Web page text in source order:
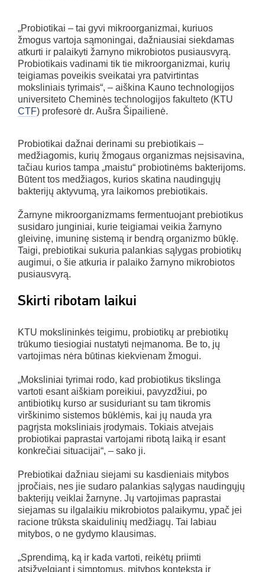
„Probiotikai – tai gyvi mikroorganizmai, kuriuos
žmogus vartoja sąmoningai, dažniausiai siekdamas
atkurti ir palaikyti žarnyno mikrobiotos pusiausvyrą.
Probiotikais vadinami tik tie mikroorganizmai, kurių
teigiamas poveikis sveikatai yra patvirtintas
moksliniais tyrimais“, – aiškina Kauno technologijos
universiteto Cheminės technologijos fakulteto (KTU
CTF) profesorė dr. Aušra Šipailienė.
Probiotikai dažnai derinami su prebiotikais –
medžiagomis, kurių žmogaus organizmas neįsisavina,
tačiau kurios tampa „maistu“ probiotinėms bakterijoms.
Būtent tos medžiagos, kurios skatina naudingųjų
bakterijų aktyvumą, yra laikomos prebiotikais.
Žarnyne mikroorganizmams fermentuojant prebiotikus
susidaro junginiai, kurie teigiamai veikia žarnyno
gleivinę, imuninę sistemą ir bendrą organizmo būklę.
Taigi, prebiotikai sukuria palankias sąlygas probiotikų
augimui, o šie atkuria ir palaiko žarnyno mikrobiotos
pusiausvyrą.
Skirti ribotam laikui
KTU mokslininkės teigimu, probiotikų ar prebiotikų
trūkumo tiesiogiai nustatyti neįmanoma. Be to, jų
vartojimas nėra būtinas kiekvienam žmogui.
„Moksliniai tyrimai rodo, kad probiotikus tikslinga
vartoti esant aiškiam poreikiui, pavyzdžiui, po
antibiotikų kurso ar susiduriant su tam tikromis
virškinimo sistemos būklėmis, kai jų nauda yra
pagrįsta moksliniais įrodymais. Tokiais atvejais
probiotikai paprastai vartojami ribotą laiką ir esant
konkrečiai situacijai“, – sako ji.
Prebiotikai dažniau siejami su kasdieniais mitybos
įpročiais, nes jie sudaro palankias sąlygas naudingųjų
bakterijų veiklai žarnyne. Jų vartojimas paprastai
siejamas su ilgalaikiu mikrobiotos palaikymu, ypač jei
racione trūksta skaidulinių medžiagų. Tai labiau
mitybos, o ne gydymo klausimas.
„Sprendimą, ką ir kada vartoti, reikėtų priimti
atsižvelgiant į simptomus, mitybos kontekstą ir